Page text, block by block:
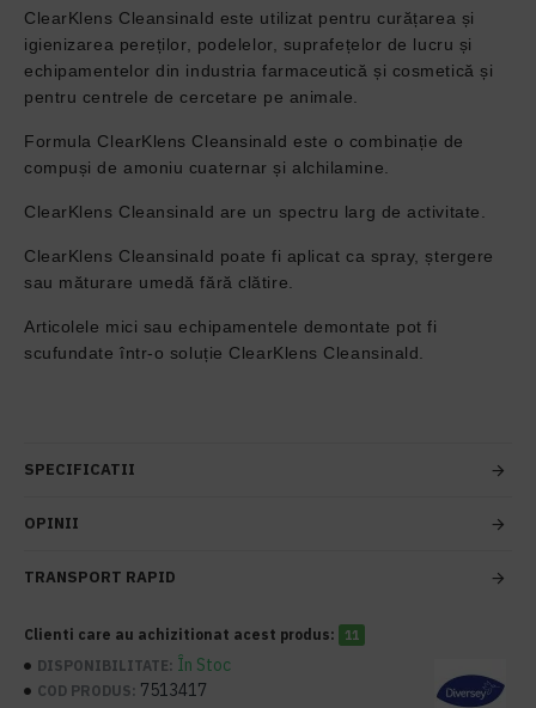
ClearKlens Cleansinald este utilizat pentru curățarea și
igienizarea pereților, podelelor, suprafețelor de lucru și
echipamentelor din industria farmaceutică și cosmetică și
pentru centrele de cercetare pe animale.
Formula ClearKlens Cleansinald este o combinație de
compuși de amoniu cuaternar și alchilamine.
ClearKlens Cleansinald are un spectru larg de activitate.
ClearKlens Cleansinald poate fi aplicat ca spray, ștergere
sau măturare umedă fără clătire.
Articolele mici sau echipamentele demontate pot fi
scufundate într-o soluție ClearKlens Cleansinald.
SPECIFICATII
OPINII
TRANSPORT RAPID
Clienti care au achizitionat acest produs: 11
DISPONIBILITATE: În Stoc
COD PRODUS: 7513417